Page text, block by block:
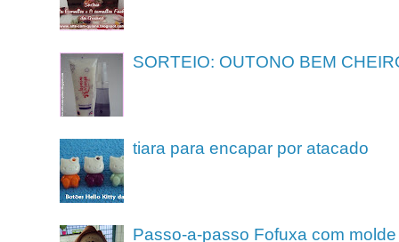
SORTEIO: OUTONO BEM
tiara para encapar por atacado
Passo-a-passo Fofuxa com molde